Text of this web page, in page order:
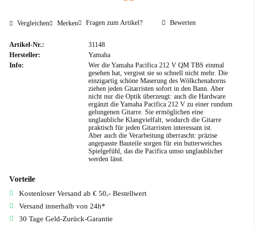
Vergleichen Merken Fragen zum Artikel? Bewerten
Artikel-Nr.:
31148
Hersteller:
Yamaha
Info:
Wer die Yamaha Pacifica 212 V QM TBS einmal
gesehen hat, vergisst sie so schnell nicht mehr. Die
einzigartig schöne Maserung des Wölkchenahorns
ziehen jeden Gitarristen sofort in den Bann. Aber
nicht nur die Optik überzeugt: auch die Hardware
ergänzt die Yamaha Pacifica 212 V zu einer rundum
gelungenen Gitarre. Sie ermöglichen eine
unglaubliche Klangvielfalt, wodurch die Gitarre
praktisch für jeden Gitarristen interessant ist.
Aber auch die Verarbeitung überrascht: präzise
angepasste Bauteile sorgen für ein butterweiches
Spielgefühl, das die Pacifica umso unglaublicher
werden lässt.
Vorteile
Kostenloser Versand ab € 50,- Bestellwert
Versand innerhalb von 24h*
30 Tage Geld-Zurück-Garantie